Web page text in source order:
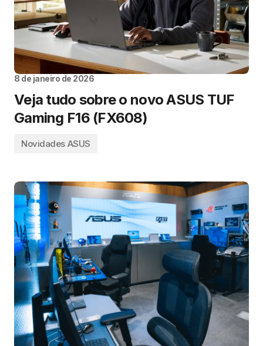
8 de janeiro de 2026
Veja tudo sobre o novo ASUS TUF
Gaming F16 (FX608)
Novidades ASUS